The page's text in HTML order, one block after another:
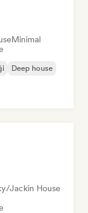
Minimal
Deep house
Jackin House